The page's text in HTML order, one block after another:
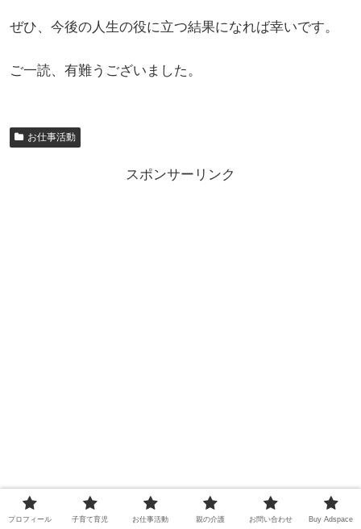
ぜひ、今後の人生の役に立つ結果になれば幸いです。
ご一読、有難うございました。
お仕事活動
スポンサーリンク
プロフィール 子育て育児 お仕事活動 親の介護 お問い合わせ Buy Adspace